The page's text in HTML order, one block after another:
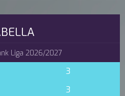
Liga 2026/2027
3
3